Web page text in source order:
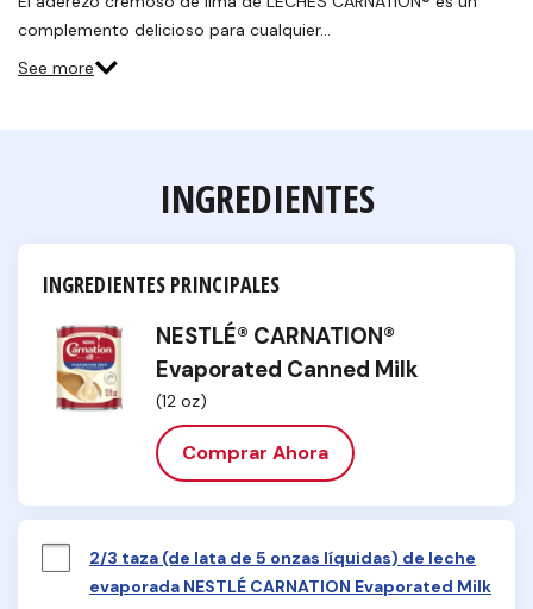
complemento delicioso para cualquier…
See more
INGREDIENTES
INGREDIENTES PRINCIPALES
NESTLÉ® CARNATION®
Evaporated Canned Milk
(12 oz)
Comprar Ahora
2/3 taza (de lata de 5 onzas líquidas) de leche
evaporada NESTLÉ CARNATION Evaporated Milk